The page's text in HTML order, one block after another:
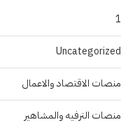
1
Uncategorized
منصات الاقتصاد والاعمال
منصات الترفيه والمشاهير